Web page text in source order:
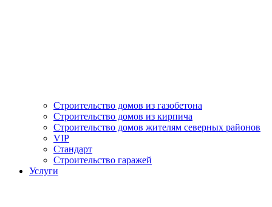
Строительство домов из газобетона
Строительство домов из кирпича
Строительство домов жителям северных районов
VIP
Стандарт
Строительство гаражей
Услуги